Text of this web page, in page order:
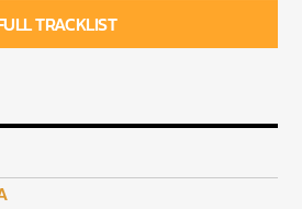
TRACKLIST